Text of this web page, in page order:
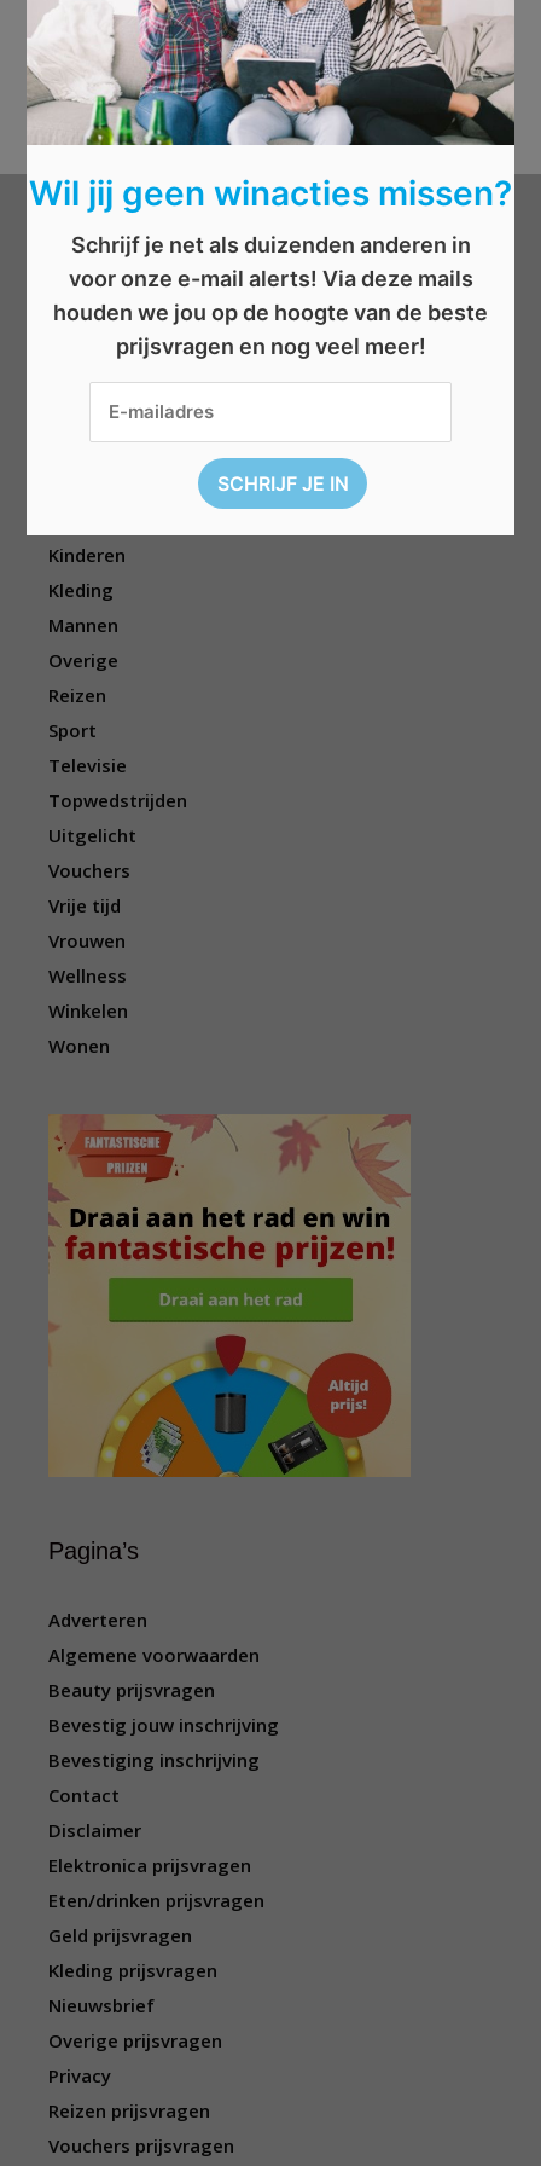
Categorieën
Beauty
Cadeau
Elektronica
Kinderen
Kleding
Mannen
Overige
Reizen
Sport
Televisie
Topwedstrijden
Uitgelicht
Vouchers
Vrije tijd
Vrouwen
Wellness
Winkelen
Wonen
Pagina’s
Adverteren
Algemene voorwaarden
Beauty prijsvragen
Bevestig jouw inschrijving
Bevestiging inschrijving
Contact
Disclaimer
Elektronica prijsvragen
Eten/drinken prijsvragen
Geld prijsvragen
Kleding prijsvragen
Nieuwsbrief
Overige prijsvragen
Privacy
Reizen prijsvragen
Vouchers prijsvragen
Wil jij geen winacties missen?
Schrijf je net als duizenden anderen in
voor onze e-mail alerts! Via deze mails
houden we jou op de hoogte van de beste
prijsvragen en nog veel meer!